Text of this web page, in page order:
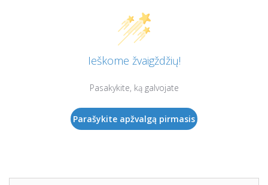
Ieškome žvaigždžių!
Pasakykite, ką galvojate
Parašykite apžvalgą pirmasis